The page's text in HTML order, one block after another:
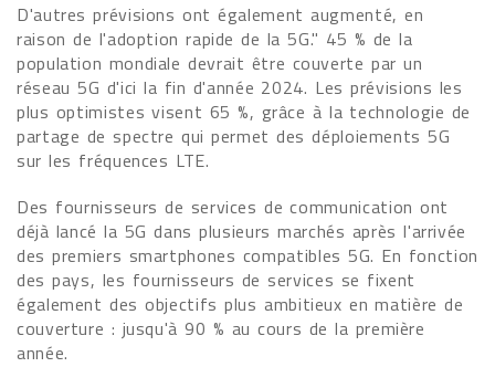
D'autres prévisions ont également augmenté, en
raison de l'adoption rapide de la 5G." 45 % de la
population mondiale devrait être couverte par un
réseau 5G d'ici la fin d'année 2024. Les prévisions les
plus optimistes visent 65 %, grâce à la technologie de
partage de spectre qui permet des déploiements 5G
sur les fréquences LTE.
Des fournisseurs de services de communication ont
déjà lancé la 5G dans plusieurs marchés après l'arrivée
des premiers smartphones compatibles 5G. En fonction
des pays, les fournisseurs de services se fixent
également des objectifs plus ambitieux en matière de
couverture : jusqu'à 90 % au cours de la première
année.